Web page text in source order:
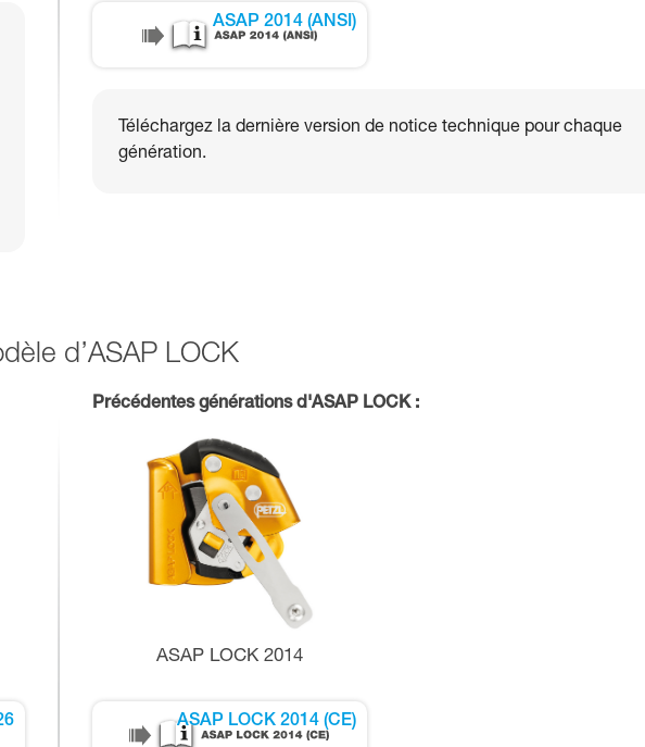
ASAP 2014 (ANSI)
Téléchargez la dernière version de notice technique pour chaque
génération.
d’ASAP LOCK
Précédentes générations d'ASAP LOCK :
ASAP LOCK 2014
ASAP LOCK 2014 (CE)